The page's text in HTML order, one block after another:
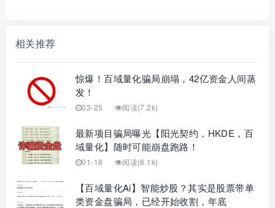
相关推荐
惊爆！百域量化骗局崩塌，42亿资金人间蒸
发！
03-25 阅读(7.2k)
最新项目骗局曝光【阳光契约，HKDE，百
域量化】随时可能崩盘跑路！
01-18 阅读(8.1k)
【百域量化Ai】智能炒股？其实是股票带单
类资金盘骗局，已经开始收割，年底